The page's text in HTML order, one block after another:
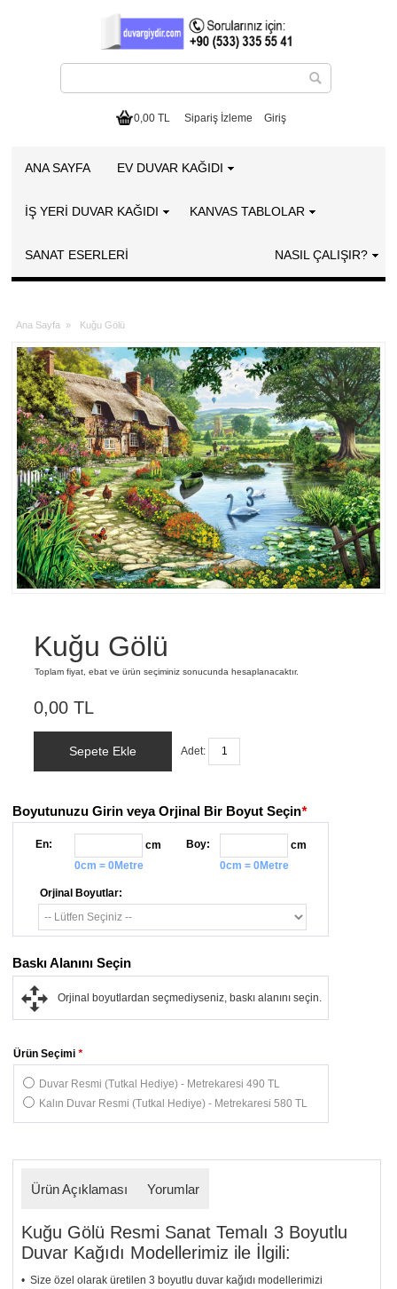
0,00 TL Sipariş İzleme Giriş
ANA SAYFA EV DUVAR KAĞIDI
İŞ YERİ DUVAR KAĞIDI KANVAS TABLOLAR
SANAT ESERLERI NASIL ÇALIŞIR?
Ana Sayfa » Kuğu Gölü
Kuğu Gölü
Toplam fiyat, ebat ve ürün seçiminiz sonucunda hesaplanacaktır.
0,00 TL
Sepete Ekle Adet:
Boyutunuzu Girin veya Orjinal Bir Boyut Seçin*
En:
cm
0cm = 0Metre
Boy:
cm
0cm = 0Metre
Orjinal Boyutlar:
*
Ürün Seçimi
Duvar Resmi (Tutkal Hediye) - Metrekaresi 490 TL
Kalın Duvar Resmi (Tutkal Hediye) - Metrekaresi 580 TL
Baskı Alanını Seçin
Orjinal boyutlardan seçmediyseniz, baskı alanını seçin.
Ürün Açıklaması Yorumlar
Kuğu Gölü Resmi Sanat Temalı 3 Boyutlu
Duvar Kağıdı Modellerimiz ile İlgili:
• Size özel olarak üretilen 3 boyutlu duvar kağıdı modellerimizi